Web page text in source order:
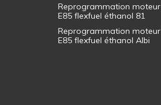
Reprogrammation
E85 flexfuel éthanol 81
Reprogrammation
E85 flexfuel éthanol Albi